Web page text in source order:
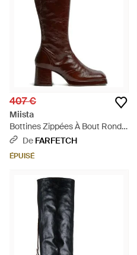
407 €
Miista
Bottines Zippées À Bout Rond -
Marron
De FARFETCH
ÉPUISÉ